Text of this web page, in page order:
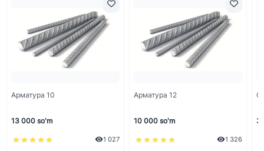
Арматура 10
13 000 so'm
1 027
Арматура 12
10 000 so'm
1 326